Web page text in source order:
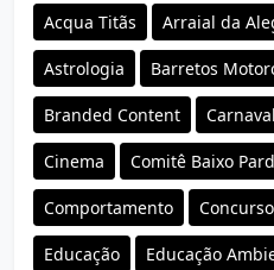
Acqua Titãs Arraial da
Astrologia Barretos
Branded Content Carnaval
Cinema Comitê Baixo
Comportamento
Educação Educação